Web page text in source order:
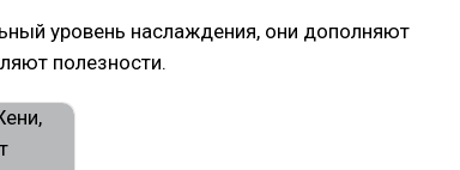
уровень наслаждения, они дополняют
полезности.